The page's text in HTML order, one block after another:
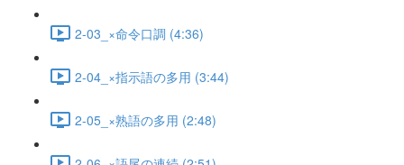
2-03_×命令口調 (4:36)
2-04_×指示語の多用 (3:44)
2-05_×熟語の多用 (2:48)